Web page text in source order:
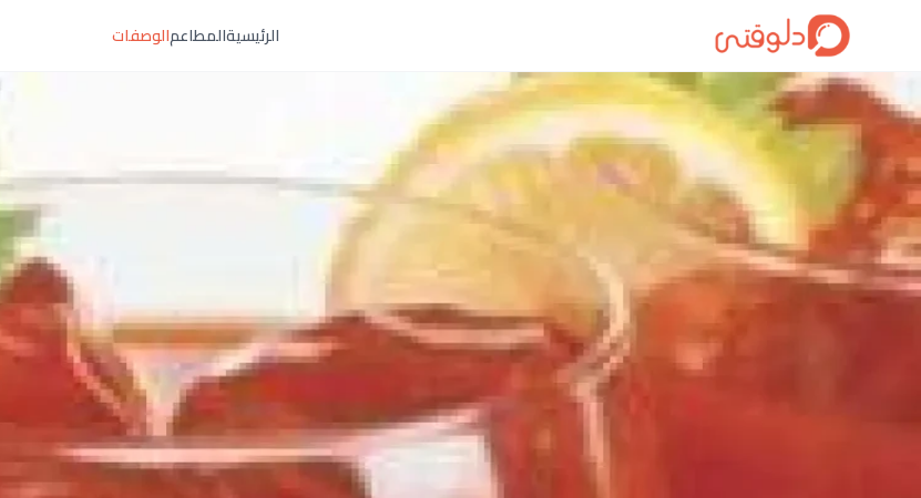
الرئيسيةالمطاعمالوصفات